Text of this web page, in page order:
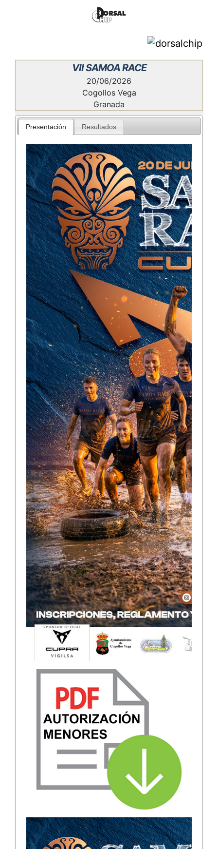
VII SAMOA RACE
20/06/2026
Cogollos Vega
Granada
Presentación Resultados